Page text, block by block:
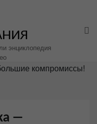
энциклопедия
компромиссы!
—